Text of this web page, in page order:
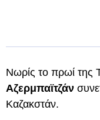
Νωρίς το πρωί της
Αζερμπαϊτζάν
Καζακστάν.